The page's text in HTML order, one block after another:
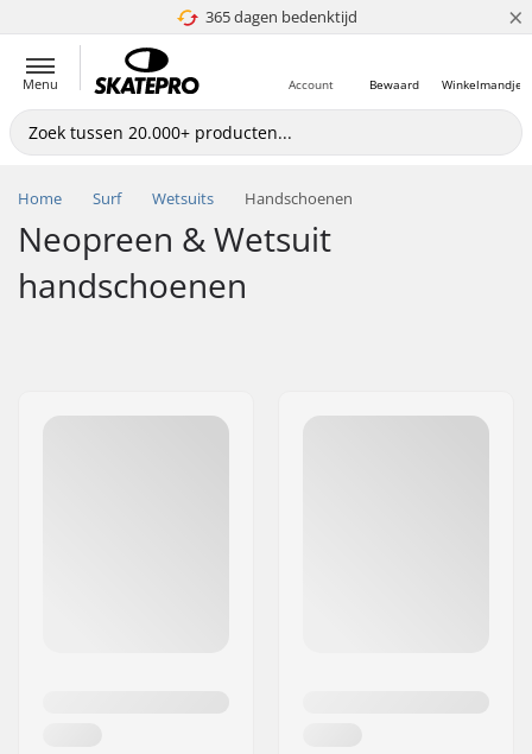
365 dagen bedenktijd
4.8 van 5 ×
Menu Winkelmandje
Bewaard
Account
Home Surf Wetsuits Handschoenen
Neopreen & Wetsuit
handschoenen